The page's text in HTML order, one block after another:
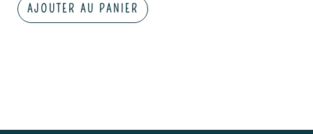
AJOUTER AU PANIER